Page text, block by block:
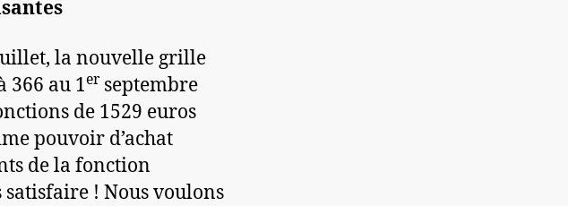
la nouvelle grille
366 au 1er septembre
de 1529 euros
pouvoir d’achat
de la fonction
! Nous voulons